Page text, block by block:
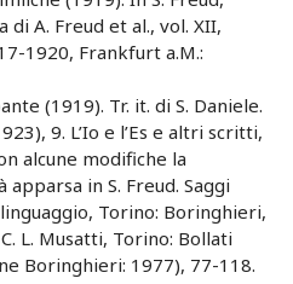
di A. Freud et al., vol. XII,
1920, Frankfurt a.M.:
(1919). Tr. it. di S. Daniele.
9. L’Io e l’Es e altri scritti,
alcune modifiche la
in S. Freud. Saggi
Torino: Boringhieri,
L. Musatti, Torino: Bollati
Boringhieri: 1977), 77-118.